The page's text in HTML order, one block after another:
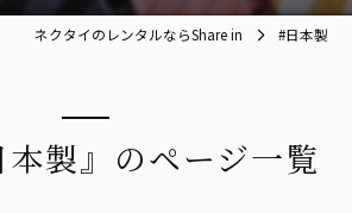
ネクタイのレンタルならShare in #日本製
製』のページ一覧